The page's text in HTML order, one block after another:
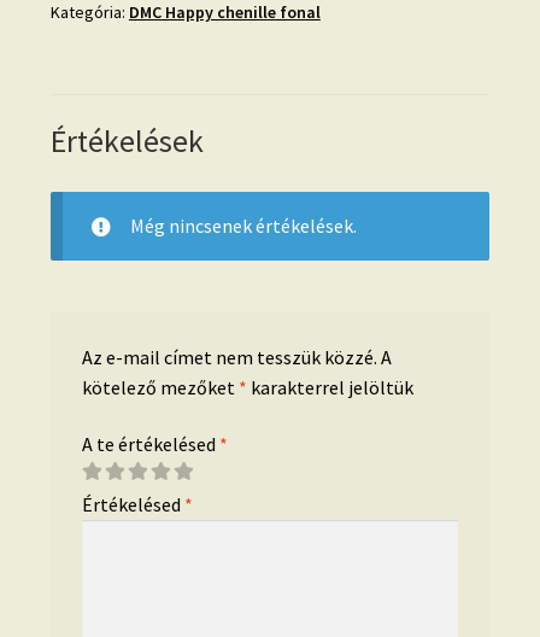
fekete
Kategória: DMC Happy chenille fonal
Értékelések
Még nincsenek értékelések.
Az e-mail címet nem tesszük közzé. A
kötelező mezőket * karakterrel jelöltük
A te értékelésed *
Értékelésed *